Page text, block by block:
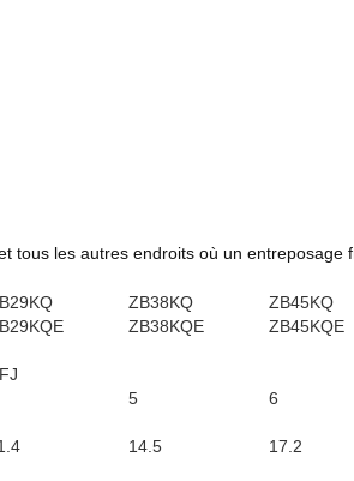
les autres endroits où un entreposage
ZB38KQ
ZB38KQE
ZB45KQ
ZB45KQE
5 6
14.5 17.2